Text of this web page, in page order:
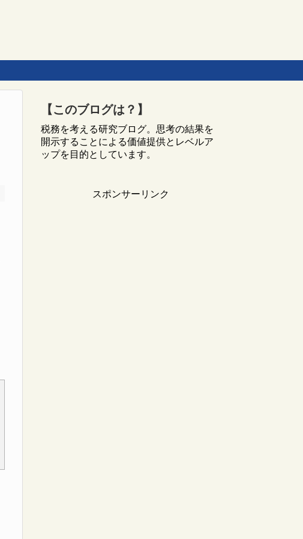
【このブログは？】
税務を考える研究ブログ。思考の結果を
開示することによる価値提供とレベルア
ップを目的としています。
スポンサーリンク